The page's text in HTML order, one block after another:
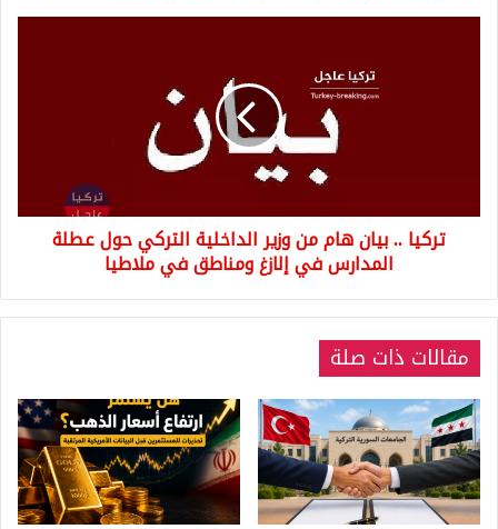
حول
المدارس
إلازغ
في
ملاطيا
تركيا .. بيان هام من وزير الداخلية التركي حول عطلة
المدارس في إلازغ ومناطق في ملاطيا
مقالات ذات صلة